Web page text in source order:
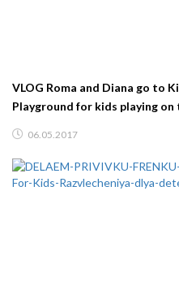
VLOG Roma and Diana go to
Playground for kids playing on
06.05.2017